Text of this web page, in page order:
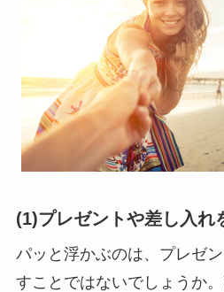
(1)プレゼントや差し入れ
パッと浮かぶのは、プレゼ
すことではないでしょうか